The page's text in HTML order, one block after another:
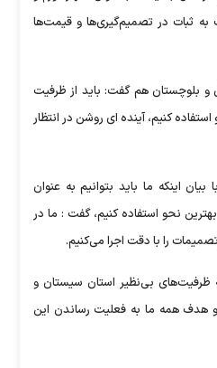
ثبات در تصمیم‌گیری‌ها و قیمت‌ها
بلوچستان هم گفت: باید از ظرفیت
کنیم، آینده ای روشن در انتظار
اینکه ما باید بتوانیم به عنوان
نحو استفاده کنیم، گفت : ما در
را با دقت اجرا می‌کنیم.
بی‌نظیر استان سیستان و
و هدف همه ما به فعلیت رساندن این